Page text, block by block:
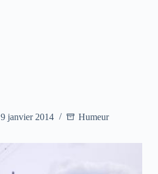
9 janvier 2014 Humeur